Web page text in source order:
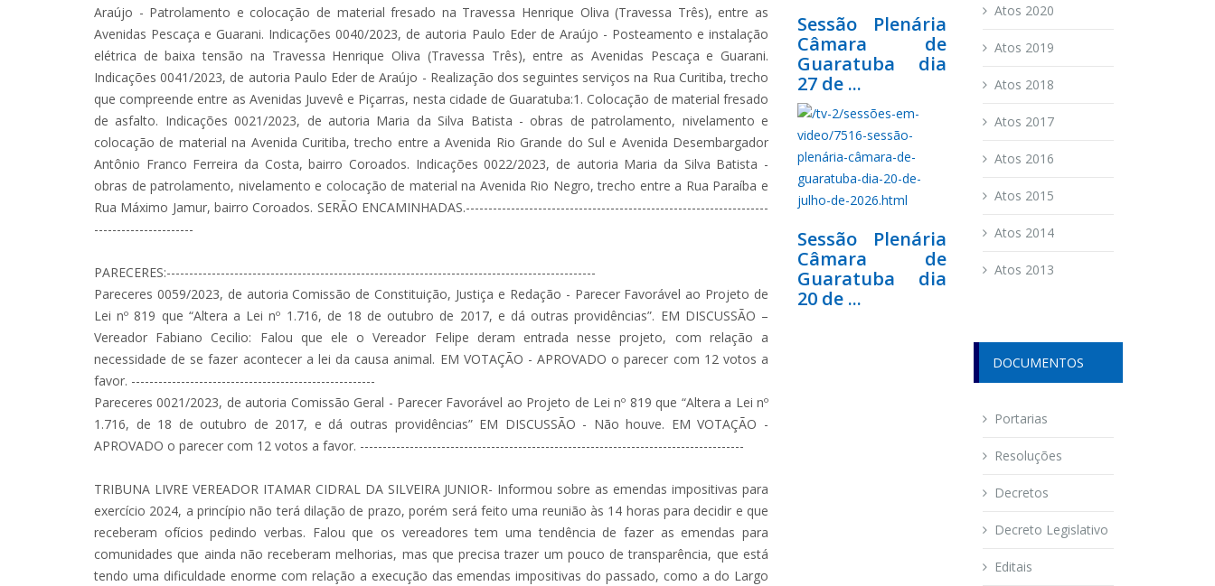
Araújo - Patrolamento e colocação de material fresado na Travessa Henrique Oliva (Travessa Três), entre as
Avenidas Pescaça e Guarani. Indicações 0040/2023, de autoria Paulo Eder de Araújo - Posteamento e instalação
elétrica de baixa tensão na Travessa Henrique Oliva (Travessa Três), entre as Avenidas Pescaça e Guarani.
Indicações 0041/2023, de autoria Paulo Eder de Araújo - Realização dos seguintes serviços na Rua Curitiba, trecho
que compreende entre as Avenidas Juvevê e Piçarras, nesta cidade de Guaratuba:1. Colocação de material fresado
de asfalto. Indicações 0021/2023, de autoria Maria da Silva Batista - obras de patrolamento, nivelamento e
colocação de material na Avenida Curitiba, trecho entre a Avenida Rio Grande do Sul e Avenida Desembargador
Antônio Franco Ferreira da Costa, bairro Coroados. Indicações 0022/2023, de autoria Maria da Silva Batista -
obras de patrolamento, nivelamento e colocação de material na Avenida Rio Negro, trecho entre a Rua Paraíba e
Rua Máximo Jamur, bairro Coroados. SERÃO ENCAMINHADAS.-------------------------------------------------------------------
----------------------
PARECERES:-----------------------------------------------------------------------------------------------
Pareceres 0059/2023, de autoria Comissão de Constituição, Justiça e Redação - Parecer Favorável ao Projeto de
Lei nº 819 que “Altera a Lei nº 1.716, de 18 de outubro de 2017, e dá outras providências”. EM DISCUSSÃO –
Vereador Fabiano Cecilio: Falou que ele o Vereador Felipe deram entrada nesse projeto, com relação a
necessidade de se fazer acontecer a lei da causa animal. EM VOTAÇÃO - APROVADO o parecer com 12 votos a
favor. ------------------------------------------------------
Pareceres 0021/2023, de autoria Comissão Geral - Parecer Favorável ao Projeto de Lei nº 819 que “Altera a Lei nº
1.716, de 18 de outubro de 2017, e dá outras providências” EM DISCUSSÃO - Não houve. EM VOTAÇÃO -
APROVADO o parecer com 12 votos a favor. -------------------------------------------------------------------------------------
TRIBUNA LIVRE VEREADOR ITAMAR CIDRAL DA SILVEIRA JUNIOR- Informou sobre as emendas impositivas para
exercício 2024, a princípio não terá dilação de prazo, porém será feito uma reunião às 14 horas para decidir e que
receberam ofícios pedindo verbas. Falou que os vereadores tem uma tendência de fazer as emendas para
comunidades que ainda não receberam melhorias, mas que precisa trazer um pouco de transparência, que está
tendo uma dificuldade enorme com relação a execução das emendas impositivas do passado, como a do Largo
Sessão Plenária
Câmara de
Guaratuba dia
27 de ...
Sessão Plenária
Câmara de
Guaratuba dia
20 de ...
Atos 2020
Atos 2019
Atos 2018
Atos 2017
Atos 2016
Atos 2015
Atos 2014
Atos 2013
DOCUMENTOS
Portarias
Resoluções
Decretos
Decreto Legislativo
Editais